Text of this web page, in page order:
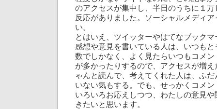
のアクセスが集中し、半日のうちに１
反応がありました。ソーシャルメディ
い。
とはいえ、ツイッターやはてなブック
感想や意見を書いている人は、いつも
数でしかなく、よく見たらいつもコメ
が多かったりするので、アクセスが増
ゃんと読んで、考えてくれた人は、ふ
いない気もする。でも、せっかくコメ
いろいろお応えしつつ、わたしの意見
きたいと思います。